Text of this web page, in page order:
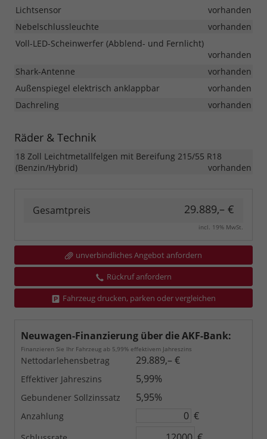
Lichtsensor
vorhanden
Nebelschlussleuchte
vorhanden
Voll-LED-Scheinwerfer (Abblend- und Fernlicht)
vorhanden
Shark-Antenne
vorhanden
Außenspiegel elektrisch anklappbar
vorhanden
Dachreling
vorhanden
Räder & Technik
18 Zoll Leichtmetallfelgen mit Bereifung 215/55 R18
(Benzin/Hybrid)
vorhanden
Gesamtpreis 29.889,– €
incl. 19% MwSt.
unverbindliches Angebot anfordern
Rückruf anfordern
Fahrzeug drucken, parken oder vergleichen
Neuwagen-Finanzierung über die AKF-Bank:
Finanzieren Sie Ihr Fahrzeug ab 5,99% effektivem Jahreszins
Nettodarlehensbetrag 29.889,– €
Effektiver Jahreszins 5,99%
Gebundener Sollzinssatz 5,95%
Anzahlung €